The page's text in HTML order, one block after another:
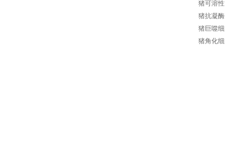
猪可溶
猪抗凝
猪巨噬
猪角化